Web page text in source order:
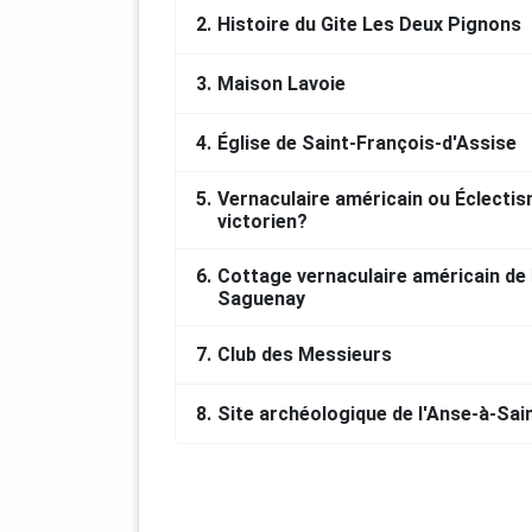
Ce projet a été rendu possible
Fjord-du-Saguenay et le ministère
Québec
MERCI À NOS COLLABORATEURS
La Société historique du Saguenay et
Les agents de développement des
Saguenay (2022-2024)
Jean-Claude-Duperré, Michel
Toutes les familles et organismes
2. Histoire du Gite Les Deux Pignons
3. Maison Lavoie
4. Église de Saint-François-d'Assise
5. Vernaculaire américain ou
victorien?
6. Cottage vernaculaire américain
Saguenay
7. Club des Messieurs
8. Site archéologique de l'Anse-à-